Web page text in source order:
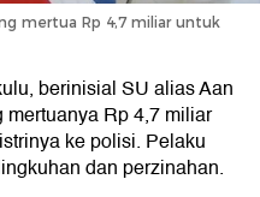
mertua Rp 4,7 miliar untuk
berinisial SU alias Aan
Rp 4,7 miliar
ke polisi. Pelaku
dan perzinahan.